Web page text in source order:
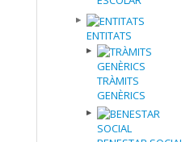
ENTITATS
TRÀMITS
GENÈRICS